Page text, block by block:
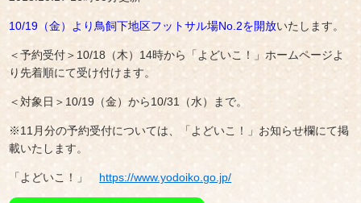
10/19（金）より鳥飼下地区フットサル場No.2を開放いたします。
＜予約受付＞10/18（木）14時から「よどいこ！」ホームページよ
り先着順にて受け付けます。
＜対象日＞10/19（金）から10/31（水）まで。
※11月分の予約受付については、「よどいこ！」お知らせ欄にて掲
載いたします。
「よどいこ！」 https://www.yodoiko.go.jp/